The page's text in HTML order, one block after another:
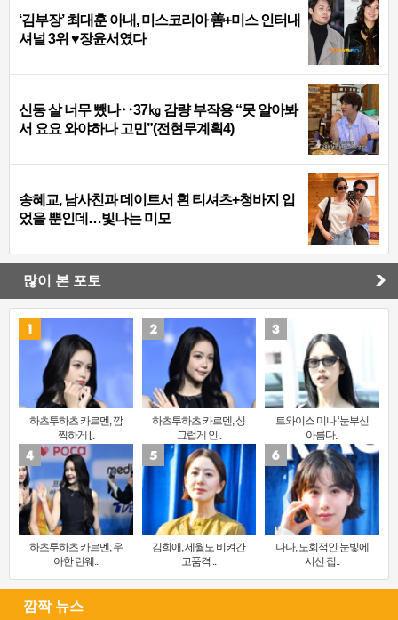
‘김부장’ 최대훈 아내, 미스코리아 善+미스 인터내
셔널 3위 ♥장윤서였다
신동 살 너무 뺐나‥37㎏ 감량 부작용 “못 알아봐
서 요요 와야하나 고민”(전현무계획4)
송혜교, 남사친과 데이트서 흰 티셔츠+청바지 입
었을 뿐인데…빛나는 미모
많이 본 포토
하츠투하츠 카르멘, 깜
찍하게 [..
하츠투하츠 카르멘, 싱
그럽게 인..
트와이스 미나 ‘눈부신
아름다..
하츠투하츠 카르멘, 우
아한 런웨..
김희애, 세월도 비켜간
고품격 ..
나나, 도회적인 눈빛에
시선 집..
깜짝 뉴스